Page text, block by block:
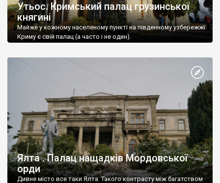
Утьос. Кримський палац грузинської
княгині
Майже у кожному населеному пункті на південному узбережжі
Криму є свій палац (а часто і не один).
Ялта . Палац нащадків Мордовської
орди
Дивне місто все таки Ялта. Такого контрасту між багатством